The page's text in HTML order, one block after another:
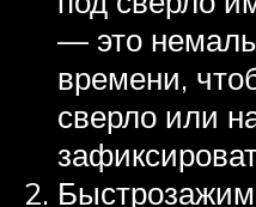
— это
времени,
сверло или